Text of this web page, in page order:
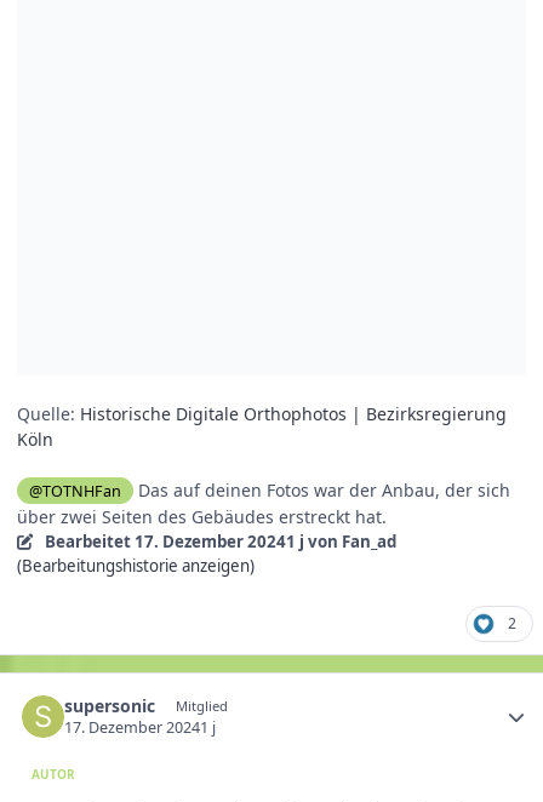
Quelle: Historische Digitale Orthophotos | Bezirksregierung
Köln
@TOTNHFan
Das auf deinen Fotos war der Anbau, der sich
über zwei Seiten des Gebäudes erstreckt hat.
Bearbeitet 17. Dezember 20241 j von Fan_ad
(Bearbeitungshistorie anzeigen)
2
supersonic Mitglied
17. Dezember 20241 j
AUTOR